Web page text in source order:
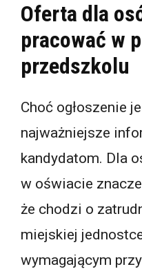
Oferta dla
pracować w
przedszkolu
Choć ogłoszenie
najważniejsze
kandydatom. Dla
w oświacie
że chodzi o
miejskiej
wymagającym